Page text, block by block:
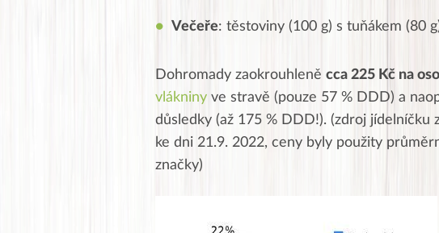
Večeře: těstoviny (100 g) s tuňákem (80
Dohromady zaokrouhleně cca 225 Kč na
vlákniny ve stravě (pouze 57 % DDD) a
důsledky (až 175 % DDD!). (zdroj jídelníčku
ke dni 21.9. 2022, ceny byly použity
značky)